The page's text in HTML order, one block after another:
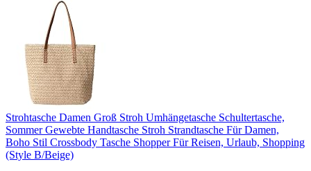
Strohtasche Damen Groß Stroh Umhängetasche Schultertasche,
Sommer Gewebte Handtasche Stroh Strandtasche Für Damen,
Boho Stil Crossbody Tasche Shopper Für Reisen, Urlaub, Shopping
(Style B/Beige)